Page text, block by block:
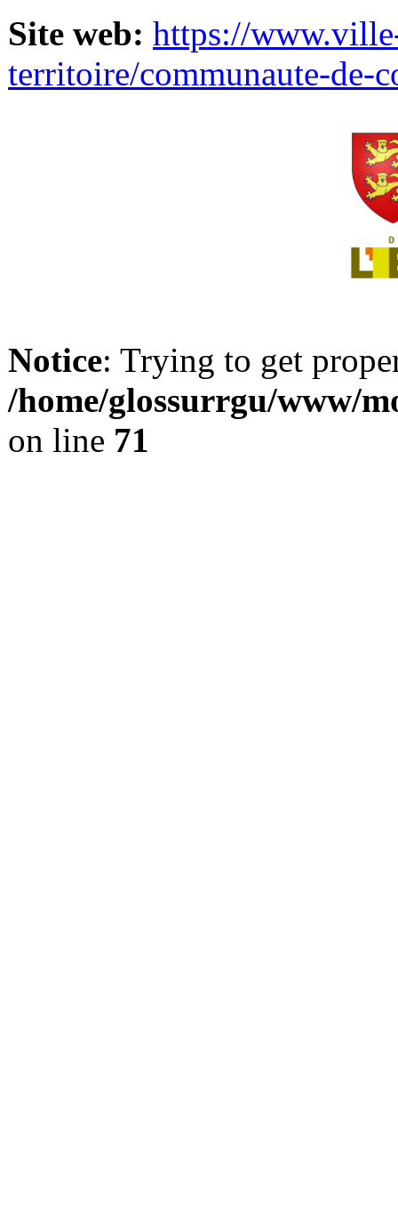
Site web: https://
territoire/communaute-de-
Notice: Trying to get
/home/glossurrgu/www/
on line 71